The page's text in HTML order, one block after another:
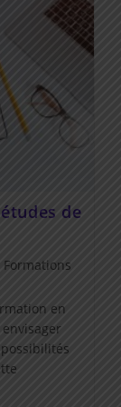
de
Formations
en